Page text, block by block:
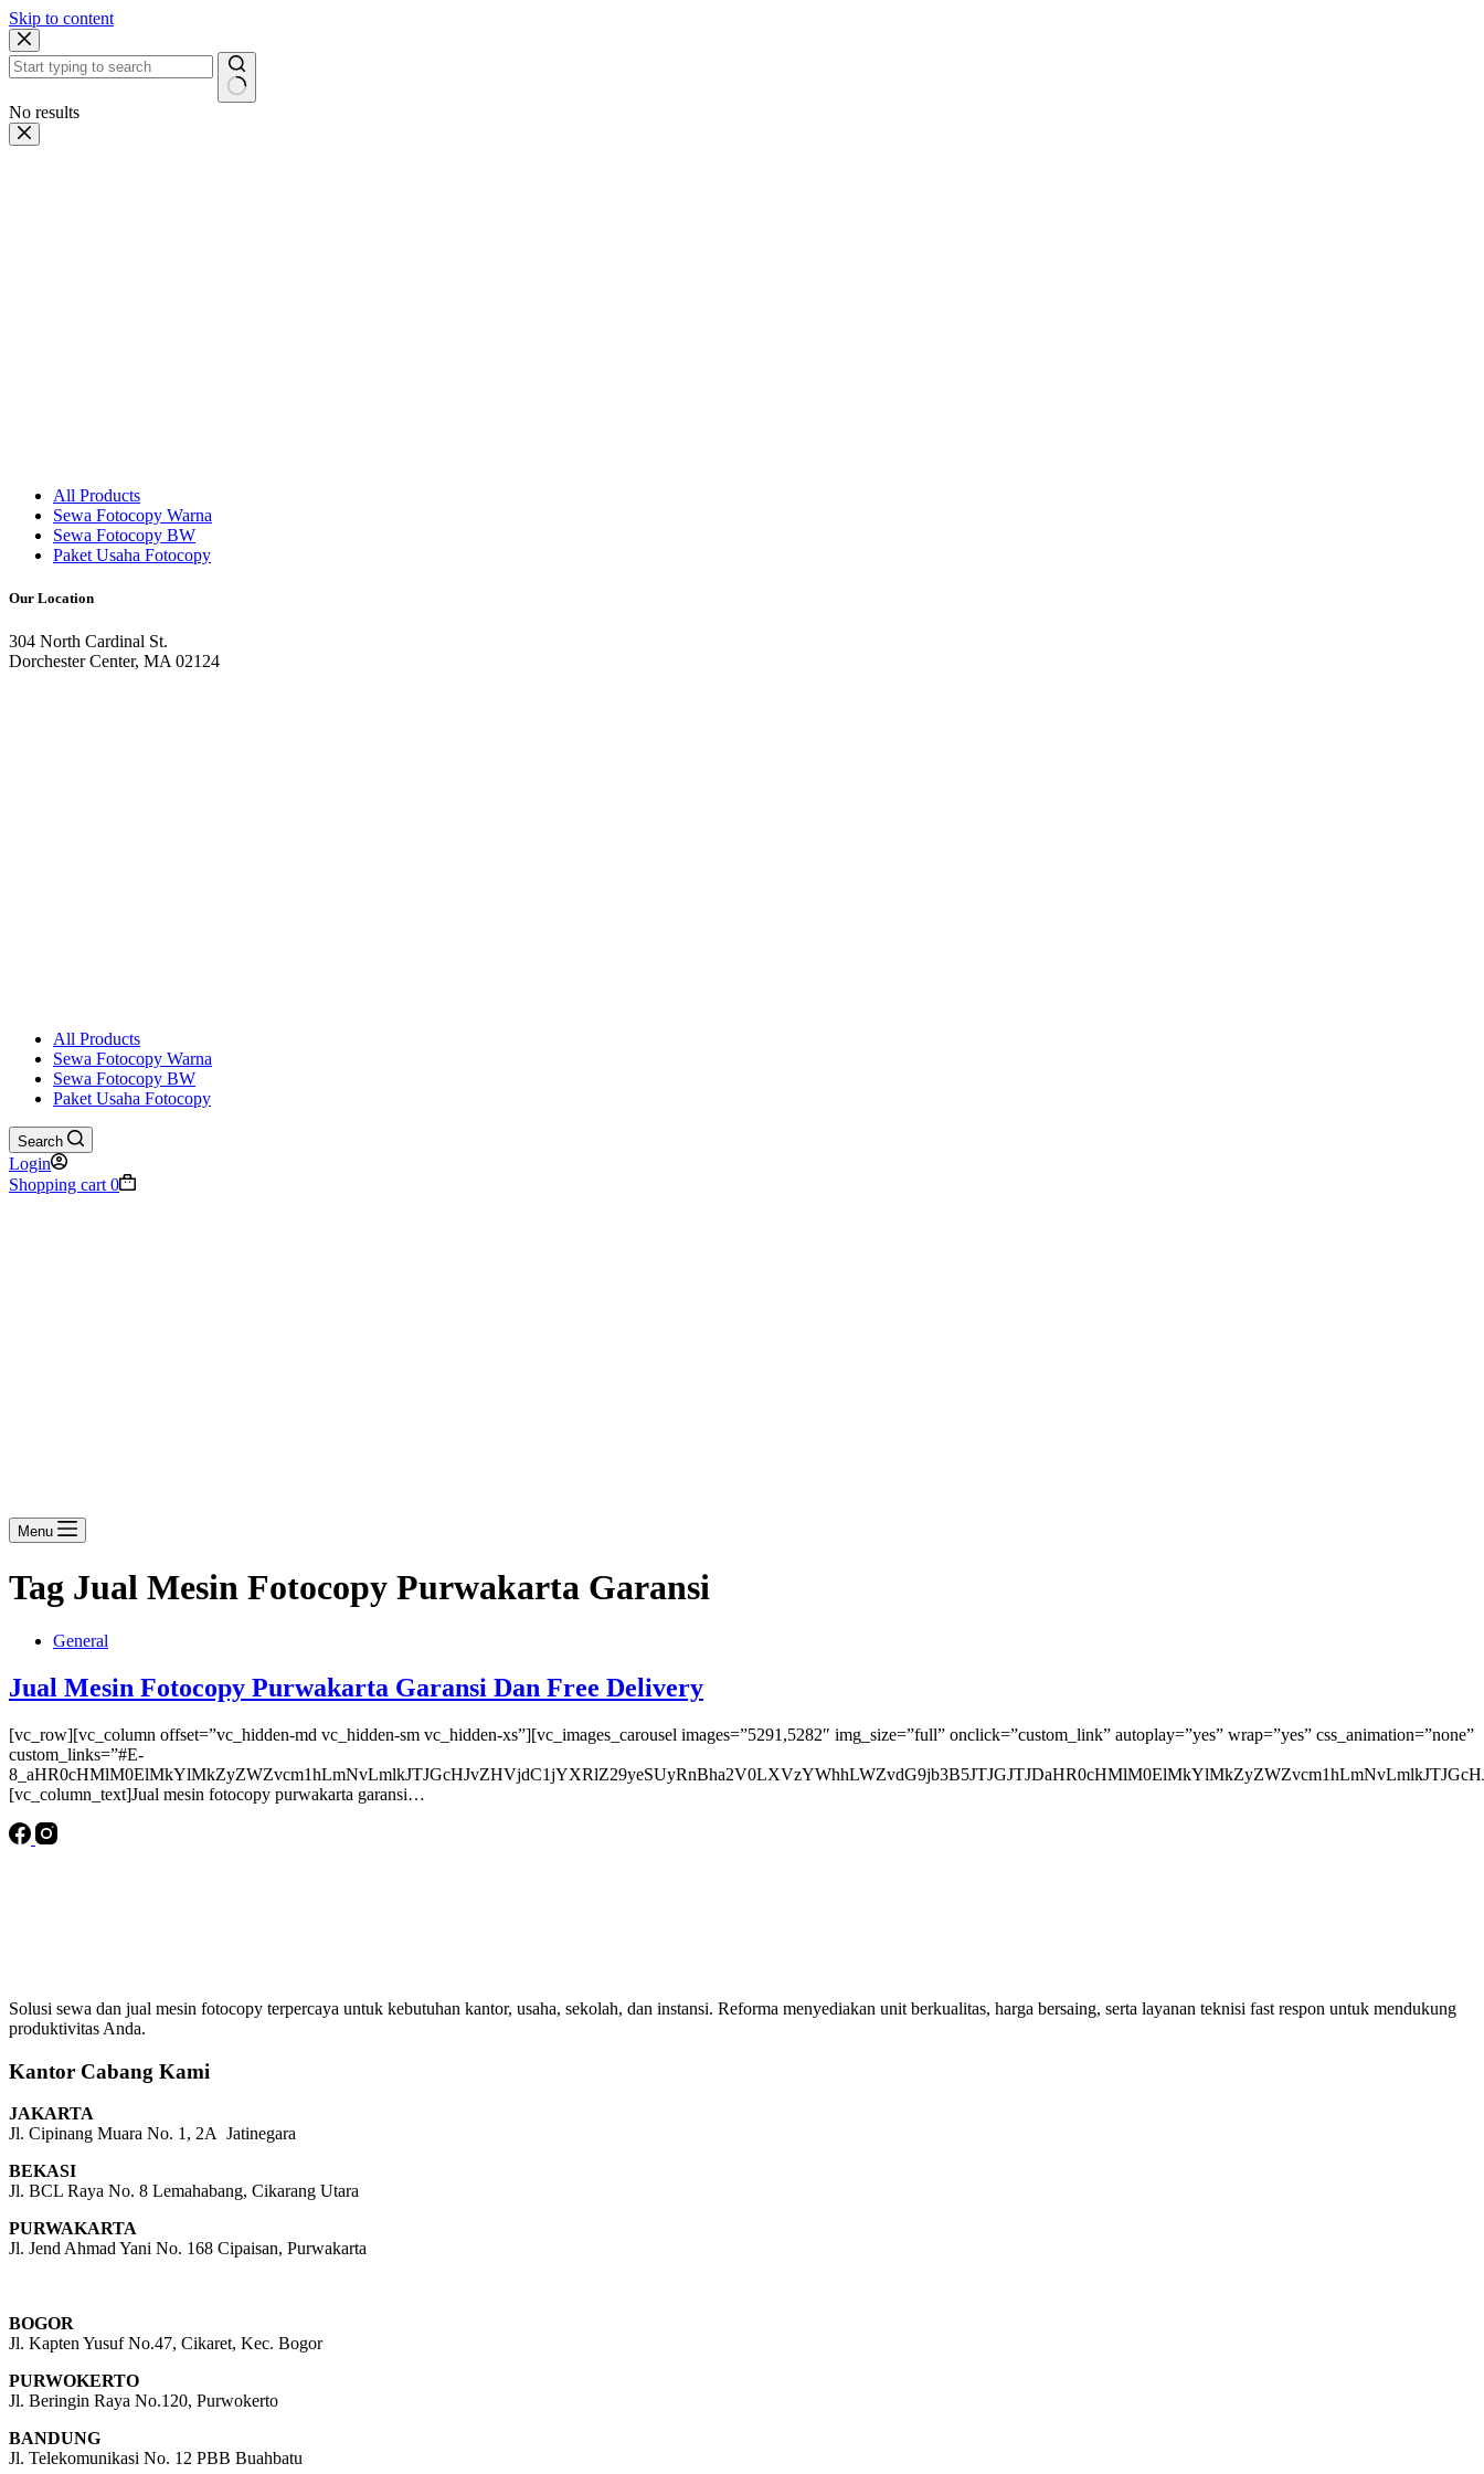
Skip to content
No results
All Products
Sewa Fotocopy Warna
Sewa Fotocopy BW
Paket Usaha Fotocopy
Our Location
304 North Cardinal St.
Dorchester Center, MA 02124
All Products
Sewa Fotocopy Warna
Sewa Fotocopy BW
Paket Usaha Fotocopy
Search
Login
Shopping cart 0
Menu
Tag Jual Mesin Fotocopy Purwakarta Garansi
General
Jual Mesin Fotocopy Purwakarta Garansi Dan Free Delivery
[vc_row][vc_column offset=”vc_hidden-md vc_hidden-sm vc_hidden-xs”][vc_images_carousel images=”5291,5282″ img_size=”full” onclick=”custom_link” autoplay=”yes” wrap=”yes” css_animation=”none”
custom_links=”#E-
[vc_column_text]Jual mesin fotocopy purwakarta garansi…
Solusi sewa dan jual mesin fotocopy terpercaya untuk kebutuhan kantor, usaha, sekolah, dan instansi. Reforma menyediakan unit berkualitas, harga bersaing, serta layanan teknisi fast respon untuk mendukung
produktivitas Anda.
Kantor Cabang Kami
JAKARTA
Jl. Cipinang Muara No. 1, 2A Jatinegara
BEKASI
Jl. BCL Raya No. 8 Lemahabang, Cikarang Utara
PURWAKARTA
Jl. Jend Ahmad Yani No. 168 Cipaisan, Purwakarta
BOGOR
Jl. Kapten Yusuf No.47, Cikaret, Kec. Bogor
PURWOKERTO
Jl. Beringin Raya No.120, Purwokerto
BANDUNG
Jl. Telekomunikasi No. 12 PBB Buahbatu